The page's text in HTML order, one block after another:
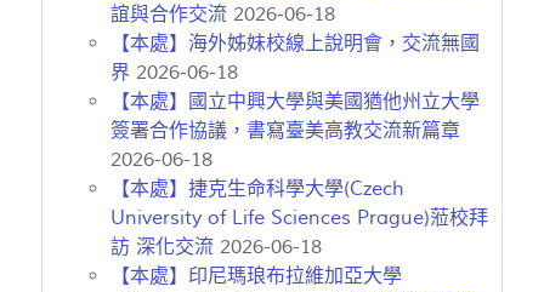
誼與合作交流 2026-06-18
【本處】海外姊妹校線上說明會，交流無國
界 2026-06-18
【本處】國立中興大學與美國猶他州立大學
簽署合作協議，書寫臺美高教交流新篇章
2026-06-18
【本處】捷克生命科學大學(Czech
University of Life Sciences Prague)蒞校拜
訪 深化交流 2026-06-18
【本處】印尼瑪琅布拉維加亞大學